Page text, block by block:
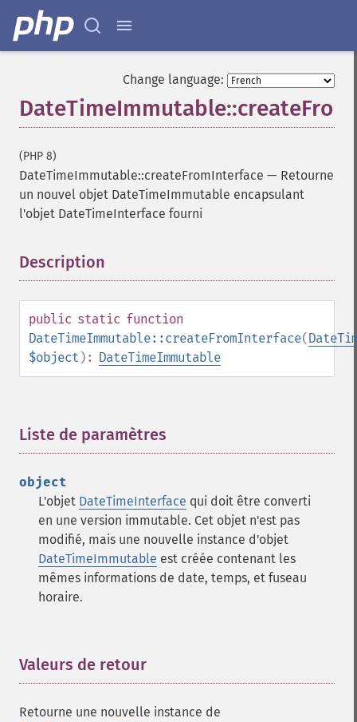
Change language:
(PHP 8)
DateTimeImmutable::createFromInterface — Retourne
un nouvel objet DateTimeImmutable encapsulant
l'objet DateTimeInterface fourni
Description
public static function
DateTimeImmutable::createFromInterface(
$object ): DateTimeImmutable
Liste de paramètres
object
L'objet DateTimeInterface qui doit être converti
en une version immutable. Cet objet n'est pas
modifié, mais une nouvelle instance d'objet
DateTimeImmutable est créée contenant les
mêmes informations de date, temps, et fuseau
horaire.
Valeurs de retour
Retourne une nouvelle instance de